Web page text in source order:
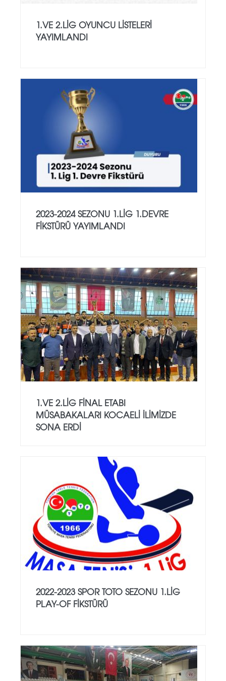
1.VE 2.LIG OYUNCU LISTELERI
YAYIMLANDI
2023-2024 SEZONU 1.LIG 1.DEVRE
FIKSTÜRÜ YAYIMLANDI
1.VE 2.LİG FİNAL ETABI
MÜSABAKALARI KOCAELİ İLİMİZDE
SONA ERDİ
2022-2023 SPOR TOTO SEZONU 1.LİG
PLAY-OF FİKSTÜRÜ